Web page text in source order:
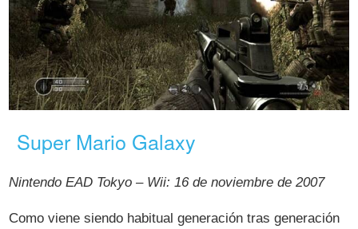
Super Mario Galaxy
Nintendo EAD Tokyo – Wii: 16 de noviembre de 2007
Como viene siendo habitual generación tras generación